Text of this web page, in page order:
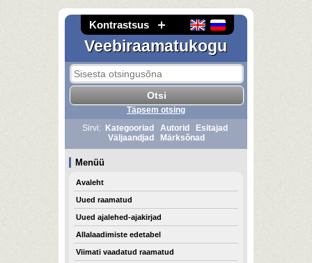
Kontrastsus
Veebiraamatukogu
Täpsem otsing
Sirvi:
Kategooriad Autorid
Esitajad
Väljaandjad
Märksõnad
Menüü
Avaleht
Uued raamatud
Uued ajalehed-ajakirjad
Allalaadimiste edetabel
Viimati vaadatud raamatud